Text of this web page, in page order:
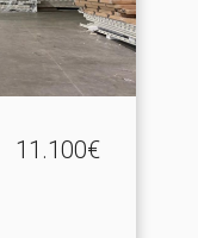
11.100€